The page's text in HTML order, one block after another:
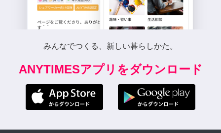
みんなでつくる、新しい暮らしかた。
ANYTIMESアプリをダウンロード